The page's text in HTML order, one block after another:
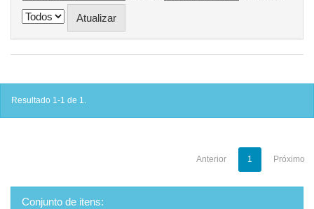
Resultado 1-1 de 1.
Anterior 1 Próximo
Conjunto de itens: